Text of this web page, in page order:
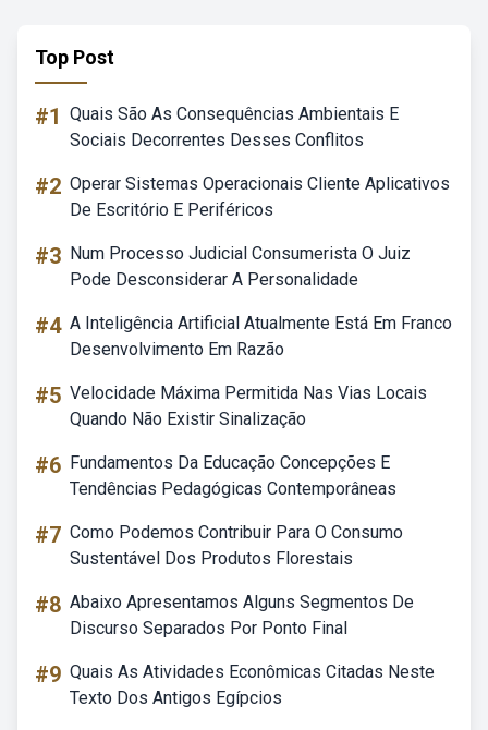
Top Post
#1 Quais São As Consequências Ambientais E
Sociais Decorrentes Desses Conflitos
#2 Operar Sistemas Operacionais Cliente Aplicativos
De Escritório E Periféricos
#3 Num Processo Judicial Consumerista O Juiz
Pode Desconsiderar A Personalidade
#4 A Inteligência Artificial Atualmente Está Em Franco
Desenvolvimento Em Razão
#5 Velocidade Máxima Permitida Nas Vias Locais
Quando Não Existir Sinalização
#6 Fundamentos Da Educação Concepções E
Tendências Pedagógicas Contemporâneas
#7 Como Podemos Contribuir Para O Consumo
Sustentável Dos Produtos Florestais
#8 Abaixo Apresentamos Alguns Segmentos De
Discurso Separados Por Ponto Final
#9 Quais As Atividades Econômicas Citadas Neste
Texto Dos Antigos Egípcios